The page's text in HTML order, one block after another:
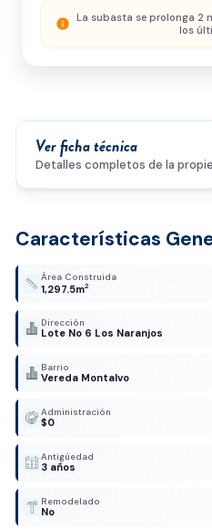
Enviar
info La subasta se prolonga 2
los
Ver ficha técnica
Detalles completos de la
Características
Área Construida
1,297.5m2
Dirección
Lote No 6 Los Naranjos
Barrio
Vereda Montalvo
Administración
$0
Antigüedad
3 años
Remodelado
No